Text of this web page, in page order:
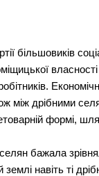
більшовиків
між дрібними
формі,
бажала
навіть ті